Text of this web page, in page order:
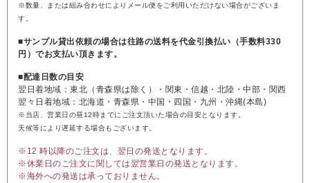
※数量、または組み合わせによりメール便をご利用いただけない場合がございま
す。
■サンプル貸出依頼の場合は往路の送料を代金引換払い（手数料330
円）でお支払い頂きます。
■配達日数の目安
翌日着地域：東北（青森県は除く）・関東・信越・北陸・中部・関西
翌々日着地域：北海道・青森県・中国・四国・九州・沖縄(本島)
※当店、営業日の昼12時までにご注文頂いた場合の目安となります。
天候等により遅延する場合もございます。
※12 時以降のご注文は、翌日の発送となります。
※休業日のご注文に関しては翌営業日の発送となります。
※海外への発送は承っておりません。